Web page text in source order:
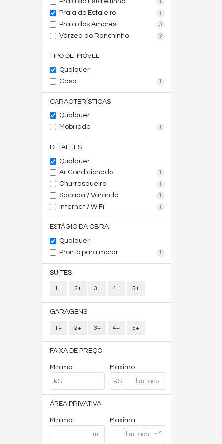
Praia do Estaleirinho
Praia do Estaleiro 1
Praia dos Amores 3
Várzea do Ranchinho 3
TIPO DE IMÓVEL
Qualquer
Casa
1
CARACTERÍSTICAS
Qualquer
Mobiliado
1
DETALHES
Qualquer
Ar Condicionado
1
Churrasqueira 1
Sacada / Varanda 1
Internet / WiFi 1
ESTÁGIO DA OBRA
Qualquer
Pronto para morar
1
SUÍTES
1+ 2+ 3+ 4+ 5+
GARAGENS
1+ 2+ 3+ 4+ 5+
FAIXA DE PREÇO
Mínimo Máximo
ÁREA PRIVATIVA
Mínima Máxima